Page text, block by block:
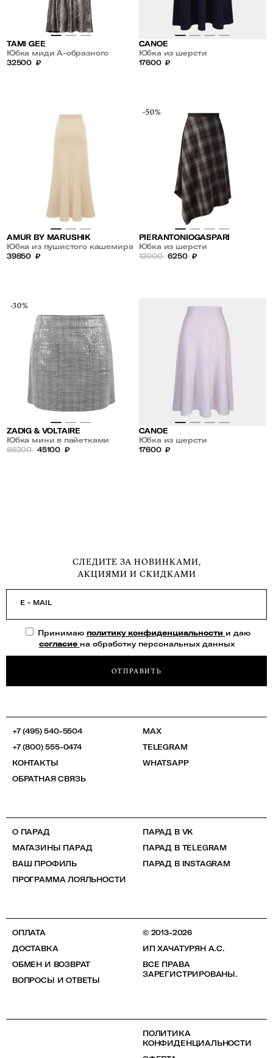
TAMI GEE
Юбка миди А-образного
силуэта
32500 ₽
CANOE
Юбка из шерсти
17600 ₽
AMUR BY MARUSHIK
Юбка из пушистого кашемира
39850 ₽
-50%
PIERANTONIOGASPARI
Юбка из шерсти
13000 6250 ₽
-30%
ZADIG & VOLTAIRE
Юбка мини в пайетками
66200 45100 ₽
CANOE
Юбка из шерсти
17600 ₽
СЛЕДИТЕ ЗА НОВИНКАМИ,
АКЦИЯМИ И СКИДКАМИ
E - MAIL
Принимаю политику конфиденциальности и даю
согласие на обработку персональных данных
ОТПРАВИТЬ
+7 (495) 540-5504
+7 (800) 555-0474
КОНТАКТЫ
ОБРАТНАЯ СВЯЗЬ
MAX
TELEGRAM
WHATSAPP
О ПАРАД
МАГАЗИНЫ ПАРАД
ВАШ ПРОФИЛЬ
ПРОГРАММА ЛОЯЛЬНОСТИ
ПАРАД В VK
ПАРАД В TELEGRAM
ПАРАД В INSTAGRAM
ОПЛАТА
ДОСТАВКА
ОБМЕН И ВОЗВРАТ
ВОПРОСЫ И ОТВЕТЫ
© 2013-2026
ИП ХАЧАТУРЯН А.С.
ВСЕ ПРАВА
ЗАРЕГИСТРИРОВАНЫ.
ПОЛИТИКА
КОНФИДЕНЦИАЛЬНОСТИ